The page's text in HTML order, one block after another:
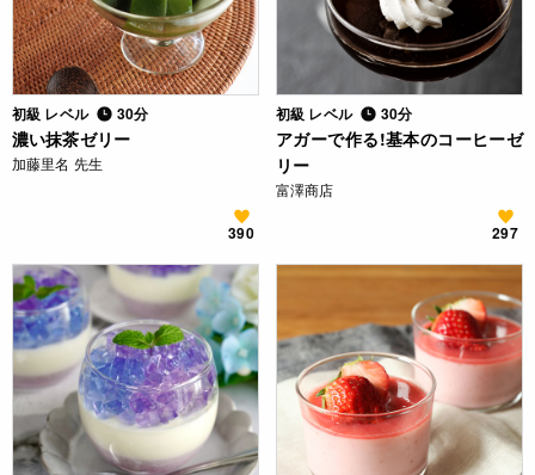
初級 レベル 30分
濃い抹茶ゼリー
加藤里名 先生
390
初級 レベル 30分
アガーで作る!基本のコーヒーゼ
リー
富澤商店
297